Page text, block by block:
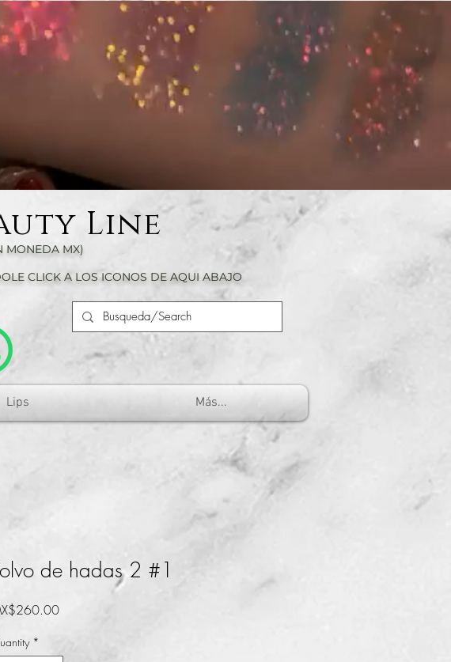
Line
MONEDA MX)
CLICK A LOS ICONOS DE AQUI ABAJO
Lips Más...
de hadas 2 #1
Price
*